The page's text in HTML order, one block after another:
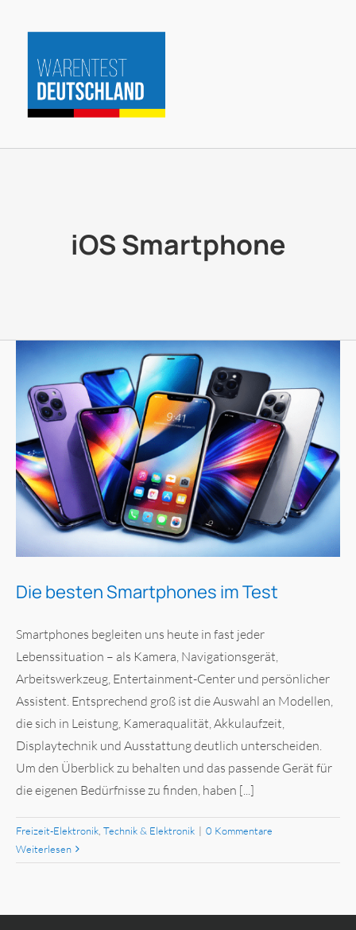
Inhalt
springen
iOS Smartphone
Die besten Smartphones im Test
Smartphones begleiten uns heute in fast jeder
Lebenssituation – als Kamera, Navigationsgerät,
Arbeitswerkzeug, Entertainment-Center und persönlicher
Assistent. Entsprechend groß ist die Auswahl an Modellen,
die sich in Leistung, Kameraqualität, Akkulaufzeit,
Displaytechnik und Ausstattung deutlich unterscheiden.
Um den Überblick zu behalten und das passende Gerät für
die eigenen Bedürfnisse zu finden, haben [...]
Freizeit-Elektronik Technik & Elektronik | 0 Kommentare
Weiterlesen